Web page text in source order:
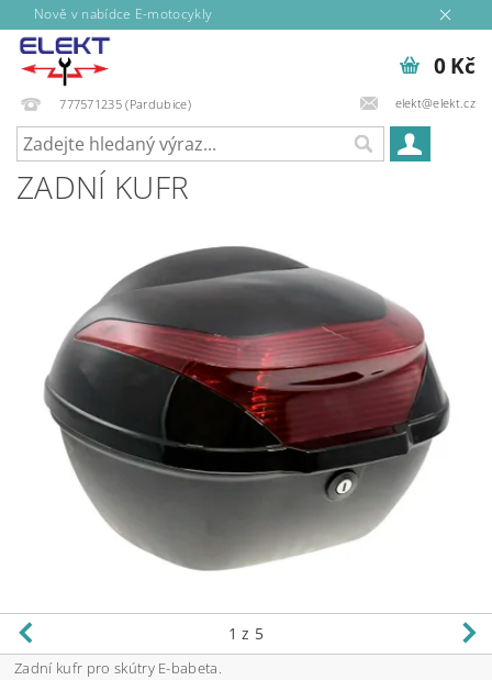
Nově v nabídce E-motocykly
777571235 (Pardubice) elekt@elekt.cz
0 Kč
ZADNÍ KUFR
1 z 5
Zadní kufr pro skútry E-babeta.